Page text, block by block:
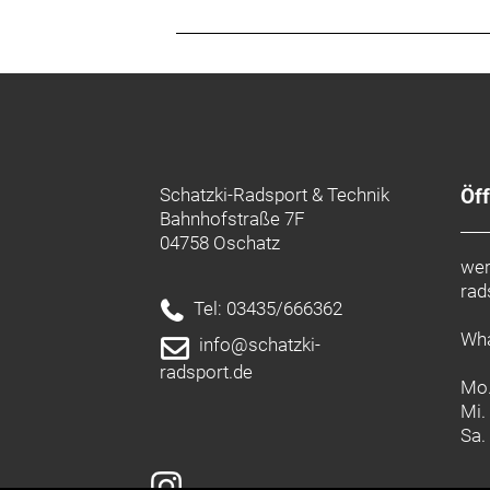
Zulässiges Gesamtgewicht: 120 kg
Schatzki-Radsport & Technik
Bahnhofstraße 7F
04758 Oschatz
Tel: 03435/666362
info@schatzki-
radsport.de
Mi.
Sa.